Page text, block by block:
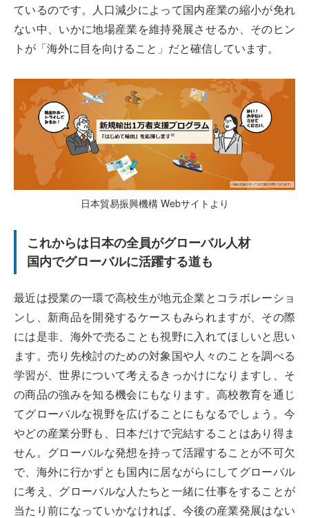
ているのです。人口減少によって国内産業の縮小が免れ
ない中、いかに地場産業を維持発展させるか、そのヒン
トが「海外に目を向けること」だと確信しています。
日本貿易振興機構 Webサイトより
これからは日本の全員がグローバル人材
国内でグローバルに活躍する道も
最近は授業の一環で高校生が地元企業とコラボレーショ
ンし、新商品を開発するケースもみられますが、その際
には是非、海外で売ることも視野に入れてほしいと思い
ます。売り先検討のための対象国や人々のことを調べる
学習が、世界について考えるきっかけになりますし、そ
の商品の強みを知る機会にもなります。高校教育を通じ
てグローバルな視野を広げることにもなるでしょう。今
やどの産業分野も、日本だけで完結することはあり得ま
せん。グローバルな発想を持って活躍することが不可欠
で、海外に行かずとも国内に居ながらにしてグローバル
に考え、グローバルな人たちと一緒に仕事をすることが
当たり前になっていかなければ、今後の産業発展はない